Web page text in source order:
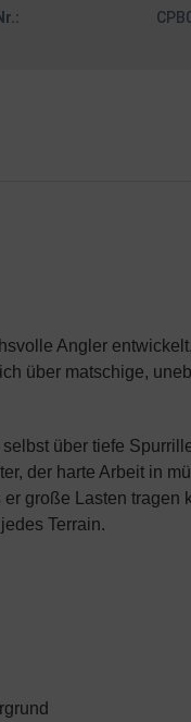
Angler
über matschige,
über tiefe
der harte Arbeit in
große Lasten
Terrain.